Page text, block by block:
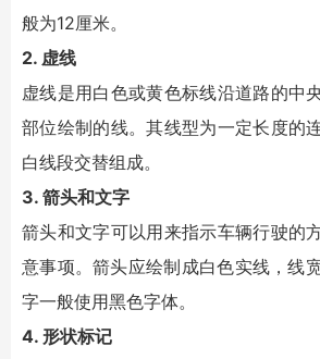
般为12厘米。
2. 虚线
虚线是用白色或黄色标线沿道路的中
部位绘制的线。其线型为一定长度的
白线段交替组成。
3. 箭头和文字
箭头和文字可以用来指示车辆行驶的
意事项。箭头应绘制成白色实线，线
字一般使用黑色字体。
4. 形状标记